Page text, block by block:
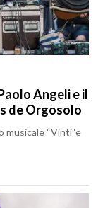
Angeli e il
de Orgosolo
musicale “Vinti ‘e